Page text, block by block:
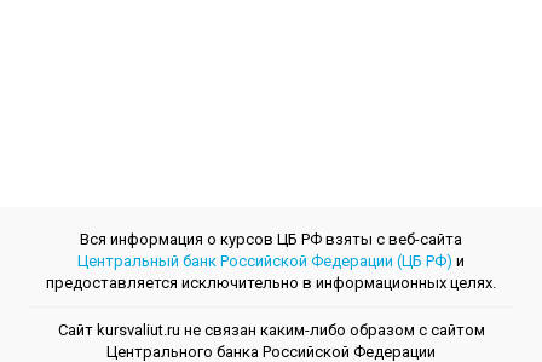
Вся информация о курсов ЦБ РФ взяты с веб-сайта
Центральный банк Российской Федерации (ЦБ РФ) и
предоставляется исключительно в информационных целях.
Сайт kursvaliut.ru не связан каким-либо образом с сайтом
Центрального банкa Российской Федерации